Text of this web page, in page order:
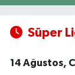
Süper
14 Ağustos,